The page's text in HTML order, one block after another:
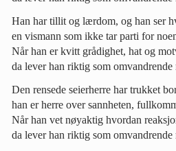
Han har tillit og lærdom, og han ser
en vismann som ikke tar parti for
Når han er kvitt grådighet, hat og
da lever han riktig som
Den rensede seierherre har trukket
han er herre over sannheten,
Når han vet nøyaktig hvordan
da lever han riktig som